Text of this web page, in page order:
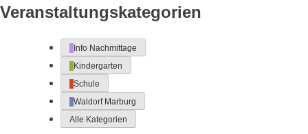
Veranstaltungskategorien
Info Nachmittage
Kindergarten
Schule
Waldorf Marburg
Alle Kategorien